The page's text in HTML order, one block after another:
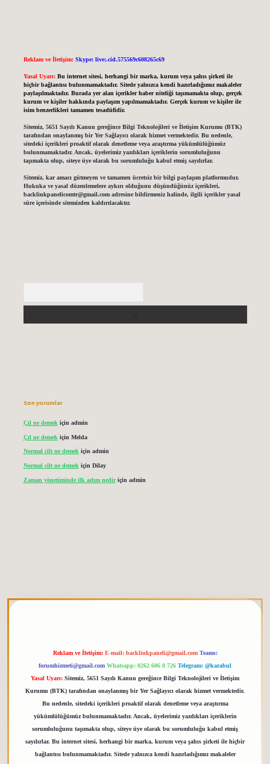
Reklam ve İletişim: Skype: live:.cid.575569c608265c69
Yasal Uyarı: Bu internet sitesi, herhangi bir marka, kurum veya şahıs şirketi ile
hiçbir bağlantısı bulunmamaktadır. Sitede yalnızca kendi hazırladığımız makaleler
paylaşılmaktadır. Burada yer alan içerikler haber niteliği taşımamakta olup, gerçek
kurum ve kişiler hakkında paylaşım yapılmamaktadır. Gerçek kurum ve kişiler ile
isim benzerlikleri tamamen tesadüfidir.
Sitemiz, 5651 Sayılı Kanun gereğince Bilgi Teknolojileri ve İletişim Kurumu (BTK)
tarafından onaylanmış bir Yer Sağlayıcı olarak hizmet vermektedir. Bu nedenle,
sitedeki içerikleri proaktif olarak denetleme veya araştırma yükümlülüğümüz
bulunmamaktadır. Ancak, üyelerimiz yazdıkları içeriklerin sorumluluğunu
taşımakta olup, siteye üye olarak bu sorumluluğu kabul etmiş sayılırlar.
Sitemiz, kar amacı gütmeyen ve tamamen ücretsiz bir bilgi paylaşım platformudur.
Hukuka ve yasal düzenlemelere aykırı olduğunu düşündüğünüz içerikleri,
backlinkpanelicomtr@gmail.comadresine bildirmeniz halinde, ilgili içerikler yasal
süre içerisinde sitemizden kaldırılacaktır.
Son yorumlar
Çıl ne demek için admin
Çıl ne demek için Melda
Normal cilt ne demekiçin admin
Normal cilt ne demek için Dilay
Zaman yönetiminde ilk adım nediriçin admin
Reklam ve İletişim: E-mail: backlinkpaneli@gmail.com Teams:
forumhizmeti@gmail.com Whatsapp: 0262 606 0 726 Telegram: @karabul
Yasal Uyarı: Sitemiz, 5651 Sayılı Kanun gereğince Bilgi Teknolojileri ve İletişim
Kurumu (BTK) tarafından onaylanmış bir Yer Sağlayıcı olarak hizmet vermektedir.
Bu nedenle, sitedeki içerikleri proaktif olarak denetleme veya araştırma
yükümlülüğümüz bulunmamaktadır. Ancak, üyelerimiz yazdıkları içeriklerin
sorumluluğunu taşımakta olup, siteye üye olarak bu sorumluluğu kabul etmiş
sayılırlar. Bu internet sitesi, herhangi bir marka, kurum veya şahıs şirketi ile hiçbir
bağlantısı bulunmamaktadır. Sitede yalnızca kendi hazırladığımız makaleler